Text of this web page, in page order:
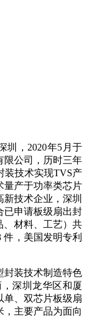
圳，2020年5月于
限公司，历时三年
装技术实现TVS产
量产于功率类芯片
技术企业，深圳
已申请板级扇出封
、材料、工艺）共
件，美国发明专利
封装技术制造特色
深圳龙华区和厦
单、双芯片板级扇
，主要产品为面向